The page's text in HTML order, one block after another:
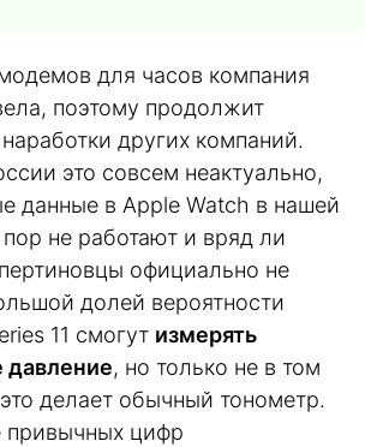
для часов компания
поэтому продолжит
других компаний.
это совсем неактуально,
данные в Apple Watch в нашей
не работают и вряд ли
официально не
долей вероятности
11 смогут измерять
давление, но только не в том
делает обычный тонометр.
привычных цифр